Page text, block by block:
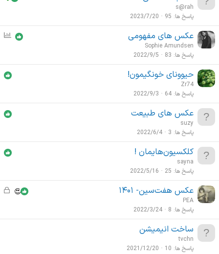
s@rah
پاسخ ها 95
2023/7/20
ن
ن
عکس های مفهومی
Sophie Amundsen
پاسخ ها 83
2022/9/5
حیوونای خونگیمون!
Zr74
پاسخ ها 64
2022/9/3
عکس های طبیعت
suzy
پاسخ ها 3
2022/6/4
کلکسیون‌هایمان !
sayna
پاسخ ها 25
2022/5/16
ق
عکس هفت‌سین- ۱۴۰۱
PEA
پاسخ ها 8
2022/3/24
ساخت انیمیشن
tvchn
پاسخ ها 10
2021/12/20